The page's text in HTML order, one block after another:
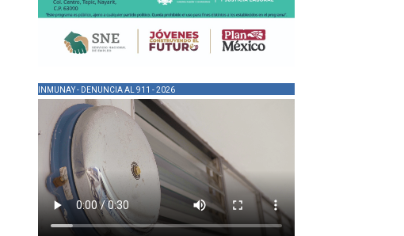
INMUNAY - DENUNCIA AL 911 - 2026